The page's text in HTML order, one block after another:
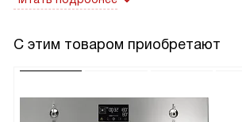
С этим товаром приобретают